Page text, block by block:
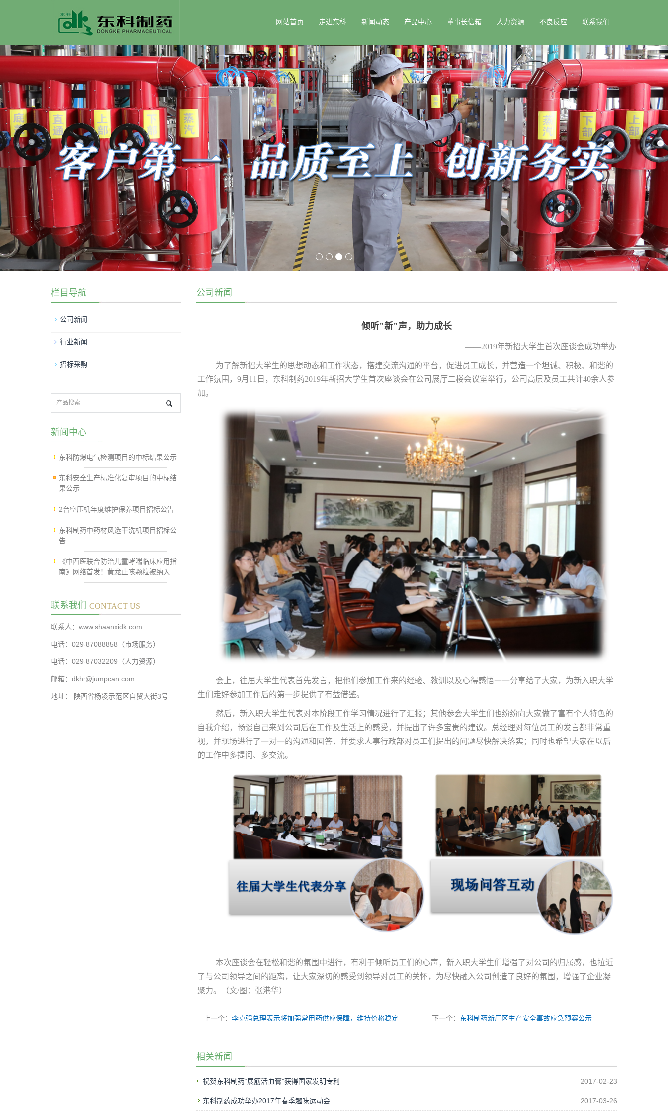
网站首页 走进东科 新闻动态 产品中心 董事长信箱 人力资源 不良反应 联系我们
公司新闻
倾听"新"声，助力成长
——2019年新招大学生首次座谈会成功举办
为了解新招大学生的思想动态和工作状态，搭建交流沟通的平台，促进员工成长，并营造一个坦诚、积极、和谐的
工作氛围， 9月 11 日，东科制药2019年新招大学生首次座谈会在公司展厅二楼会议室举行，公司高层及员工共计40余人参
加。
会上，往届大学生代表首先发言，把他们参加工作来的经验、教训以及心得感悟一一分享给了大家，为新入职大学
生们走好参加工作后的第一步提供了有益借鉴。
然后，新入职大学生代表对本阶段工作学习情况进行了汇报；其他参会大学生们也纷纷向大家做了富有个人特色的
自我介绍，畅谈自己来到公司后在工作及生活上的感受，并提出了许多宝贵的建议。总经理对每位员工的发言都非常重
视，并现场进行了一对一的沟通和回答，并要求人事行政部对员工们提出的问题尽快解决落实；同时也希望大家在以后
的工作中多提问、多交流。
本次座谈会在轻松和谐的氛围中进行，有利于倾听员工们的心声，新入职大学生们增强了对公司的归属感，也拉近
了与公司领导之间的距离，让大家深切的感受到领导对员工的关怀，为尽快融入公司创造了良好的氛围，增强了企业凝
聚力。（文/图：张港华）
上一个：李克强总理表示将加强常用药供应保障，维持价格稳定 下一个： 东科制药新厂区生产安全事故应急预案公示
相关新闻
祝贺东科制药“展筋活血膏”获得国家发明专利 2017-02-23
东科制药成功举办2017年春季趣味运动会 2017-03-26
栏目导航
公司新闻
行业新闻
招标采购
新闻中心
东科防爆电气检测项目的中标结果公示
东科安全生产标准化复审项目的中标结
果公示
2台空压机年度维护保养项目招标公告
东科制药中药材风选干洗机项目招标公
告
《中西医联合防治儿童哮喘临床应用指
南》网络首发！黄龙止咳颗粒被纳入
联系我们 CONTACT US
联系人：www.shaanxidk.com
电话：029-87088858（市场服务）
电话：029-87032209（人力资源）
邮箱：dkhr@jumpcan.com
地址： 陕西省杨凌示范区自贸大街3号